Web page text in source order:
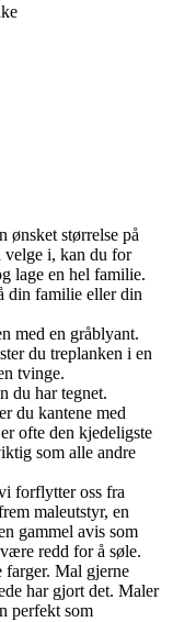
ønsket størrelse på
velge i, kan du for
lage en hel familie.
din familie eller din
med en gråblyant.
du treplanken i en
tvinge.
du har tegnet.
du kantene med
ofte den kjedeligste
som alle andre
forflytter oss fra
maleutstyr, en
gammel avis som
redd for å søle.
farger. Mal gjerne
har gjort det. Maler
perfekt som